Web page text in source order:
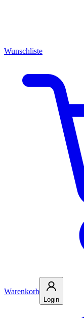
Wunschliste
Warenkorb
Login